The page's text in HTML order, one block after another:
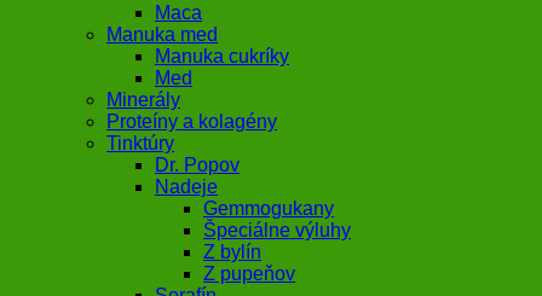
Maca
Manuka med
Manuka cukríky
Med
Minerály
Proteíny a kolagény
Tinktúry
Dr. Popov
Nadeje
Gemmogukany
Špeciálne výluhy
Z bylín
Z pupeňov